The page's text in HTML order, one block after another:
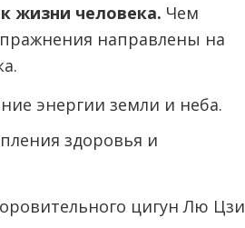
жизни человека. Чем
направлены на
энергии земли и неба.
здоровья и
цигун Лю Цзи